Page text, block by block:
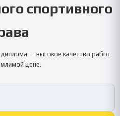
спортивного
— высокое качество работ
цене.